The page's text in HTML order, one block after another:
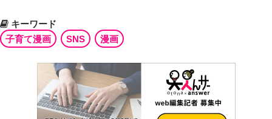
キーワード
子育て漫画
SNS 漫画